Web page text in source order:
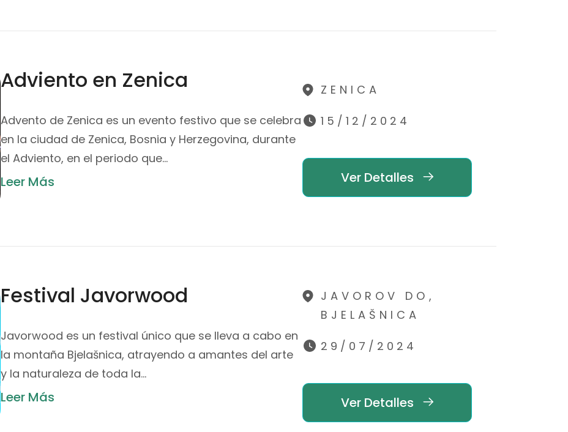
Adviento en Zenica
Advento de Zenica es un evento festivo que se celebra
en la ciudad de Zenica, Bosnia y Herzegovina, durante
el Adviento, en el periodo que…
Leer Más
ZENICA
15/12/2024
Ver Detalles
Festival Javorwood
Javorwood es un festival único que se lleva a cabo en
la montaña Bjelašnica, atrayendo a amantes del arte
y la naturaleza de toda la…
Leer Más
JAVOROV DO,
BJELAŠNICA
29/07/2024
Ver Detalles